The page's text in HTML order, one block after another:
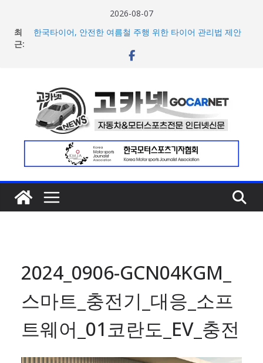
2026-08-07
최
근:
한국타이어, 안전한 여름철 주행 위한 타이어 관리법 제안
현대차, 8세대 완전변경 ‘디 올 뉴 아반떼’ 주요 사양 및 가격
공개… 본격 계약 개시
2026년 7월 국내 수입 승용차 신규 등록 전년 대비 14.3%
증가
2024_0906-GCN04KGM_
스마트_충전기_대응_소프
트웨어_01코란도_EV_충전